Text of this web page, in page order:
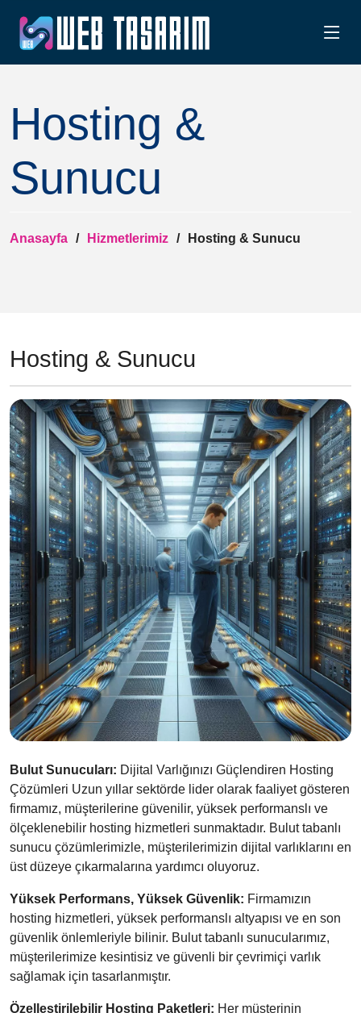
Hosting &
Sunucu
Anasayfa Hizmetlerimiz Hosting & Sunucu
Hosting & Sunucu
Bulut Sunucuları: Dijital Varlığınızı Güçlendiren Hosting
Çözümleri Uzun yıllar sektörde lider olarak faaliyet gösteren
firmamız, müşterilerine güvenilir, yüksek performanslı ve
ölçeklenebilir hosting hizmetleri sunmaktadır. Bulut tabanlı
sunucu çözümlerimizle, müşterilerimizin dijital varlıklarını en
üst düzeye çıkarmalarına yardımcı oluyoruz.
Yüksek Performans, Yüksek Güvenlik: Firmamızın
hosting hizmetleri, yüksek performanslı altyapısı ve en son
güvenlik önlemleriyle bilinir. Bulut tabanlı sunucularımız,
müşterilerimize kesintisiz ve güvenli bir çevrimiçi varlık
sağlamak için tasarlanmıştır.
Özelleştirilebilir Hosting Paketleri: Her müşterinin